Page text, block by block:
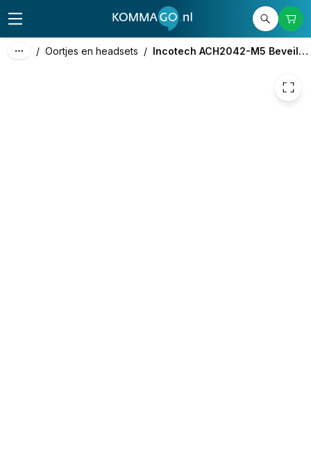
/ Oortjes en headsets / Incotech ACH2042-M5 Beveiligingsoortje
excl. btw